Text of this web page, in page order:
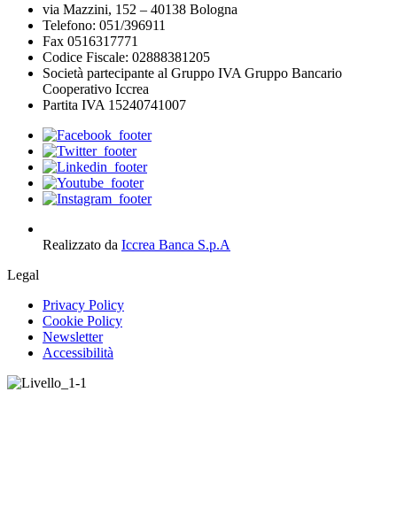
via Mazzini, 152 – 40138 Bologna
Telefono: 051/396911
Fax 0516317771
Codice Fiscale: 02888381205
Società partecipante al Gruppo IVA Gruppo Bancario
Cooperativo Iccrea
Partita IVA 15240741007
Realizzato da Iccrea Banca S.p.A
Legal
Privacy Policy
Cookie Policy
Newsletter
Accessibilità